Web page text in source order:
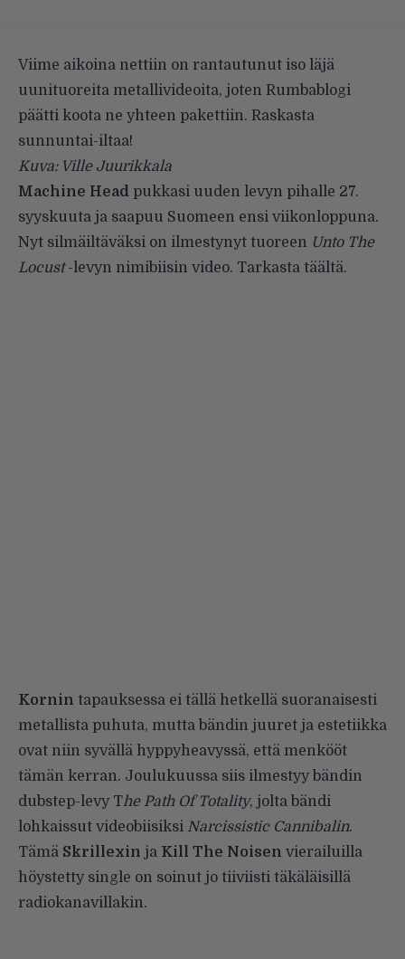
Viime aikoina nettiin on rantautunut iso läjä
uunituoreita metallivideoita, joten Rumbablogi
päätti koota ne yhteen pakettiin. Raskasta
sunnuntai-iltaa!
Kuva: Ville Juurikkala
Machine Head pukkasi uuden levyn pihalle 27.
syyskuuta ja saapuu Suomeen ensi viikonloppuna.
Nyt silmäiltäväksi on ilmestynyt tuoreen Unto The
Locust-levyn nimibiisin video. Tarkasta täältä.
Kornin tapauksessa ei tällä hetkellä suoranaisesti
metallista puhuta, mutta bändin juuret ja estetiikka
ovat niin syvällä hyppyheavyssä, että menkööt
tämän kerran. Joulukuussa siis ilmestyy bändin
dubstep-levy The Path Of Totality, jolta bändi
lohkaissut videobiisiksi Narcissistic Cannibalin.
Tämä Skrillexin ja Kill The Noisen vierailuilla
höystetty single on soinut jo tiiviisti täkäläisillä
radiokanavillakin.